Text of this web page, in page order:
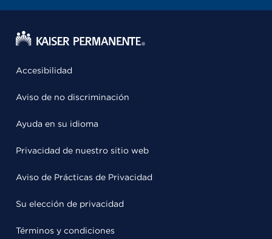
Accesibilidad
Aviso de no discriminación
Ayuda en su idioma
Privacidad de nuestro sitio web
Aviso de Prácticas de Privacidad
Su elección de privacidad
Términos y condiciones